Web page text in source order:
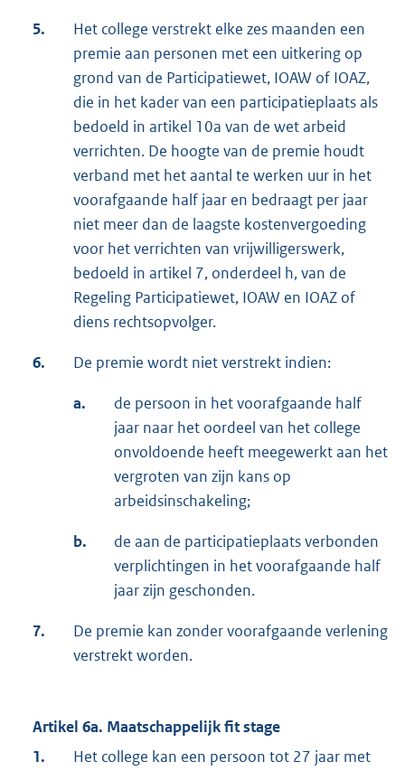
5.
Het college verstrekt elke zes maanden een
premie aan personen met een uitkering op
grond van de Participatiewet, IOAW of IOAZ,
die in het kader van een participatieplaats als
bedoeld in artikel 10a van de wet arbeid
verrichten. De hoogte van de premie houdt
verband met het aantal te werken uur in het
voorafgaande half jaar en bedraagt per jaar
niet meer dan de laagste kostenvergoeding
voor het verrichten van vrijwilligerswerk,
bedoeld in artikel 7, onderdeel h, van de
Regeling Participatiewet, IOAW en IOAZ of
diens rechtsopvolger.
6. De premie wordt niet verstrekt indien:
a.
de persoon in het voorafgaande half
jaar naar het oordeel van het college
onvoldoende heeft meegewerkt aan het
vergroten van zijn kans op
arbeidsinschakeling;
b.
de aan de participatieplaats verbonden
verplichtingen in het voorafgaande half
jaar zijn geschonden.
7.
De premie kan zonder voorafgaande verlening
verstrekt worden.
Artikel 6a. Maatschappelijk fit stage
1.
Het college kan een persoon tot 27 jaar met